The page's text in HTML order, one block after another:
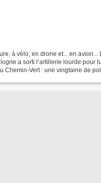
à vélo, en drone et... en avion...
a sorti l’artillerie lourde pour
Chemin-Vert : une vingtaine de